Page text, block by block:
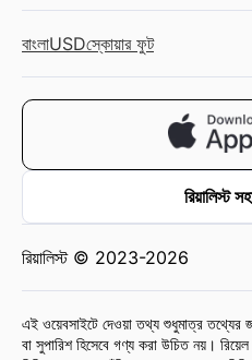
বাংলাUSDস্কোয়ার ফুট
রিয়ালিস্ট
রিয়ালিস্ট © 2023-2026
এই ওয়েবসাইটে দেওয়া তথ্য শুধুমাত্র তথ্যের
বা সুপারিশ হিসেবে গণ্য করা উচিত নয়।